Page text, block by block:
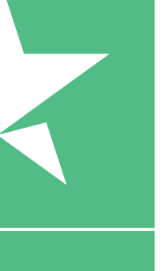
Individuales
Sin compromiso